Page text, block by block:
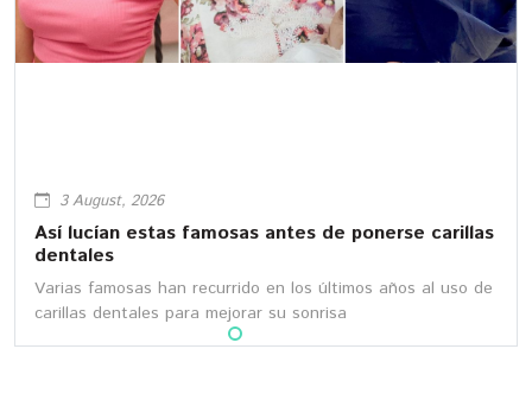
3 August, 2026
Así lucían estas famosas antes de ponerse carillas
dentales
Varias famosas han recurrido en los últimos años al uso de
carillas dentales para mejorar su sonrisa